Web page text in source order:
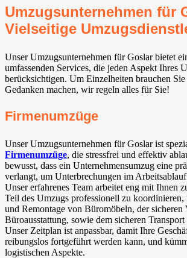
Umzugsunternehmen für
Vielseitige
Unser Umzugsunternehmen für Goslar bietet
umfassenden Services, die jeden Aspekt Ihres
berücksichtigen. Um Einzelheiten brauchen
Gedanken machen, wir regeln alles für Sie!
Firmenumzüge
Unser Umzugsunternehmen für Goslar ist
Firmenumzüge, die stressfrei und effektiv
bewusst, dass ein Unternehmensumzug eine
verlangt, um Unterbrechungen im
Unser erfahrenes Team arbeitet eng mit Ihnen
Teil des Umzugs professionell zu
und Remontage von Büromöbeln, der sicheren
Büroausstattung, sowie dem sicheren
Unser Zeitplan ist anpassbar, damit Ihre
reibungslos fortgeführt werden kann, und
logistischen Aspekte.